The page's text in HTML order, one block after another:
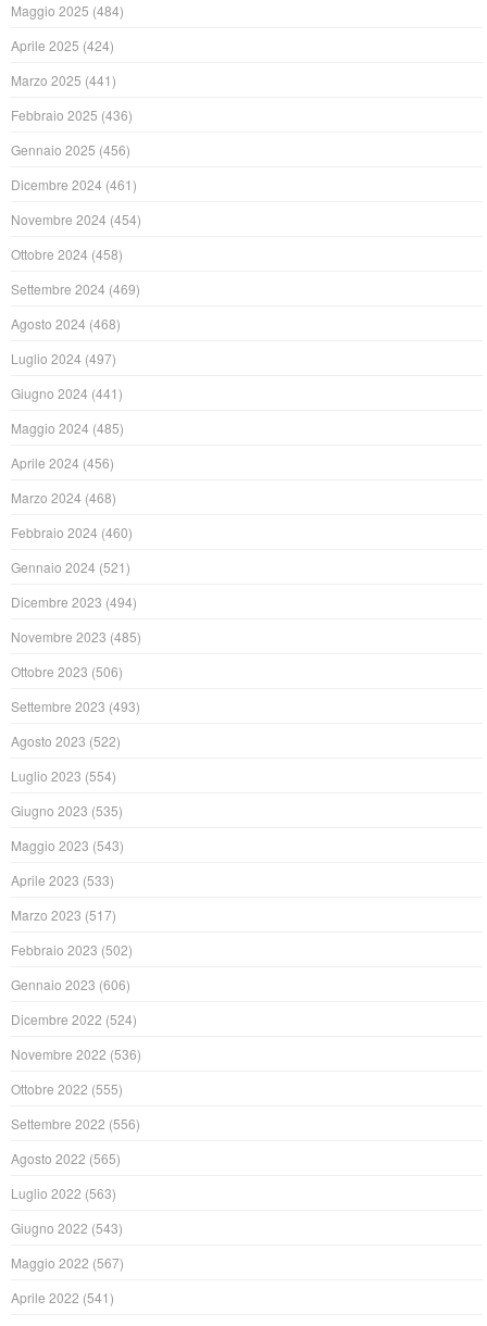
Maggio 2025 (484)
Aprile 2025 (424)
Marzo 2025 (441)
Febbraio 2025 (436)
Gennaio 2025 (456)
Dicembre 2024 (461)
Novembre 2024 (454)
Ottobre 2024 (458)
Settembre 2024 (469)
Agosto 2024 (468)
Luglio 2024 (497)
Giugno 2024 (441)
Maggio 2024 (485)
Aprile 2024 (456)
Marzo 2024 (468)
Febbraio 2024 (460)
Gennaio 2024 (521)
Dicembre 2023 (494)
Novembre 2023 (485)
Ottobre 2023 (506)
Settembre 2023 (493)
Agosto 2023 (522)
Luglio 2023 (554)
Giugno 2023 (535)
Maggio 2023 (543)
Aprile 2023 (533)
Marzo 2023 (517)
Febbraio 2023 (502)
Gennaio 2023 (606)
Dicembre 2022 (524)
Novembre 2022 (536)
Ottobre 2022 (555)
Settembre 2022 (556)
Agosto 2022 (565)
Luglio 2022 (563)
Giugno 2022 (543)
Maggio 2022 (567)
Aprile 2022 (541)